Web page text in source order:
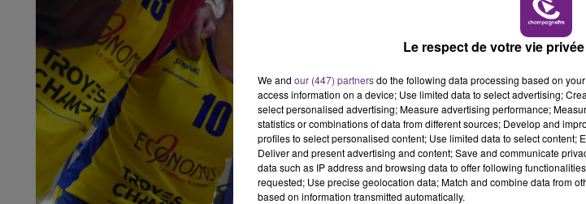
Le respect de votre vie
We and our (447) partnersdo the following data processing based on
access information on a device; Use limited data to select advertising;
select personalised advertising; Measure advertising performance;
statistics or combinations of data from different sources; Develop and
profiles to select personalised content; Use limited data to select content;
Deliver and present advertising and content; Save and communicate
data such as IP address and browsing data to offer following
requested; Use precise geolocation data; Match and combine data from
based on information transmitted automatically.